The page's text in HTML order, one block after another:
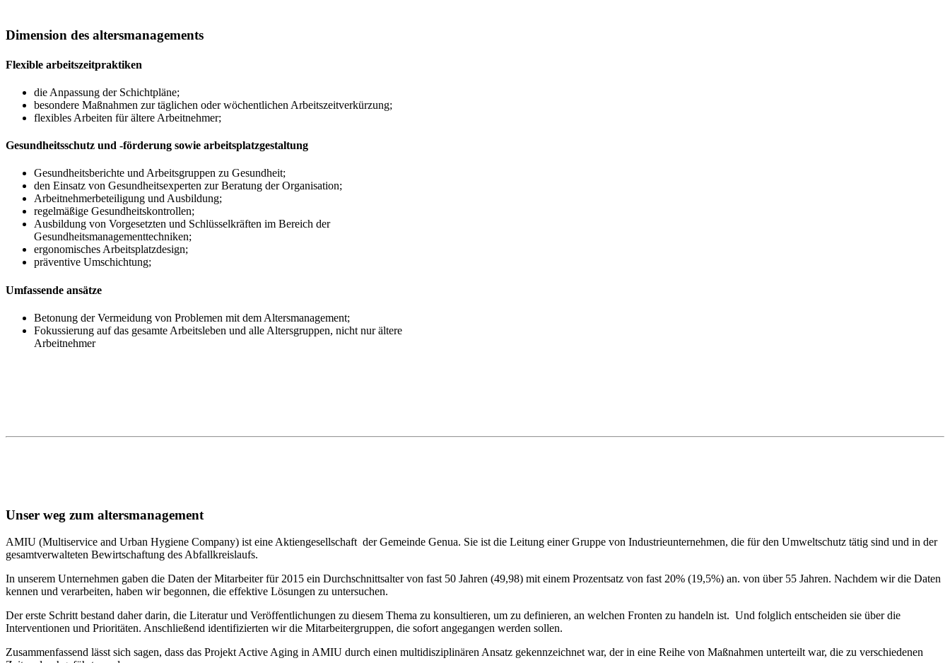
Dimension des altersmanagements
Flexible arbeitszeitpraktiken
die Anpassung der Schichtpläne;
besondere Maßnahmen zur täglichen oder wöchentlichen Arbeitszeitverkürzung;
flexibles Arbeiten für ältere Arbeitnehmer;
Gesundheitsschutz und -förderung sowie arbeitsplatzgestaltung
Gesundheitsberichte und Arbeitsgruppen zu Gesundheit;
den Einsatz von Gesundheitsexperten zur Beratung der Organisation;
Arbeitnehmerbeteiligung und Ausbildung;
regelmäßige Gesundheitskontrollen;
Ausbildung von Vorgesetzten und Schlüsselkräften im Bereich der
Gesundheitsmanagementtechniken;
ergonomisches Arbeitsplatzdesign;
präventive Umschichtung;
Umfassende ansätze
Betonung der Vermeidung von Problemen mit dem Altersmanagement;
Fokussierung auf das gesamte Arbeitsleben und alle Altersgruppen, nicht nur ältere
Arbeitnehmer
Unser weg zum altersmanagement
AMIU (Multiservice and Urban Hygiene Company) ist eine Aktiengesellschaft der Gemeinde Genua. Sie ist die Leitung einer Gruppe von Industrieunternehmen, die für den Umweltschutz tätig sind und in der
gesamtverwalteten Bewirtschaftung des Abfallkreislaufs.
In unserem Unternehmen gaben die Daten der Mitarbeiter für 2015 ein Durchschnittsalter von fast 50 Jahren (49,98) mit einem Prozentsatz von fast 20% (19,5%) an. von über 55 Jahren. Nachdem wir die Daten
kennen und verarbeiten, haben wir begonnen, die effektive Lösungen zu untersuchen.
Der erste Schritt bestand daher darin, die Literatur und Veröffentlichungen zu diesem Thema zu konsultieren, um zu definieren, an welchen Fronten zu handeln ist. Und folglich entscheiden sie über die
Interventionen und Prioritäten. Anschließend identifizierten wir die Mitarbeitergruppen, die sofort angegangen werden sollen.
Zusammenfassend lässt sich sagen, dass das Projekt Active Aging in AMIU durch einen multidisziplinären Ansatz gekennzeichnet war, der in eine Reihe von Maßnahmen unterteilt war, die zu verschiedenen